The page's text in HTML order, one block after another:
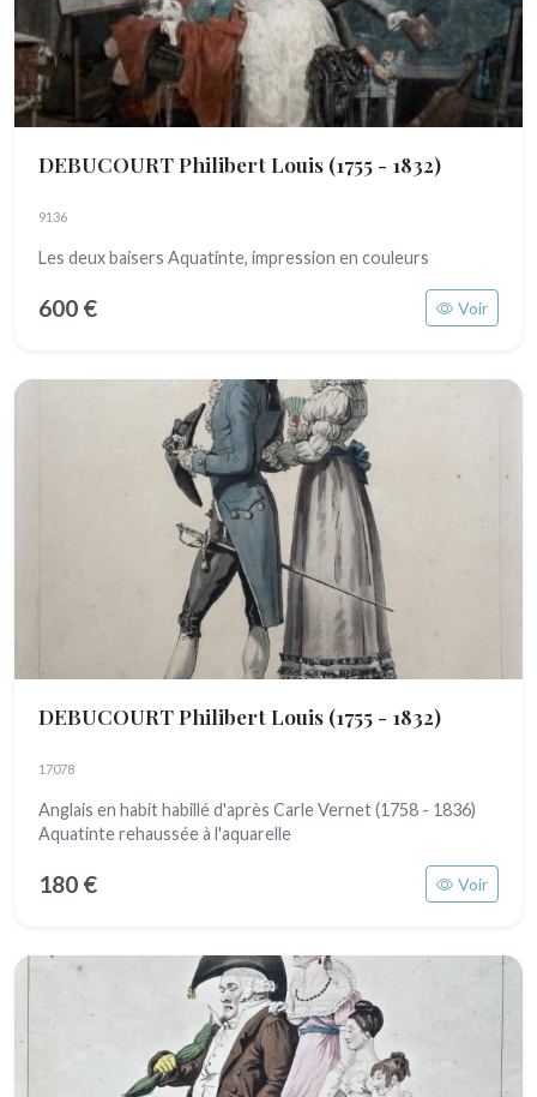
DEBUCOURT Philibert Louis (1755 - 1832)
9136
Les deux baisers Aquatinte, impression en couleurs
600 € Voir
DEBUCOURT Philibert Louis (1755 - 1832)
17078
Anglais en habit habillé d'après Carle Vernet (1758 - 1836)
Aquatinte rehaussée à l'aquarelle
180 € Voir